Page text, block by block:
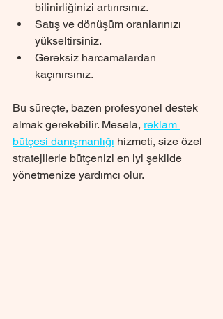
bilinirliğinizi artırırsınız.
Satış ve dönüşüm oranlarınızı
yükseltirsiniz.
Gereksiz harcamalardan
kaçınırsınız.
Bu süreçte, bazen profesyonel destek
almak gerekebilir. Mesela, reklam
bütçesi danışmanlığı hizmeti, size özel
stratejilerle bütçenizi en iyi şekilde
yönetmenize yardımcı olur.